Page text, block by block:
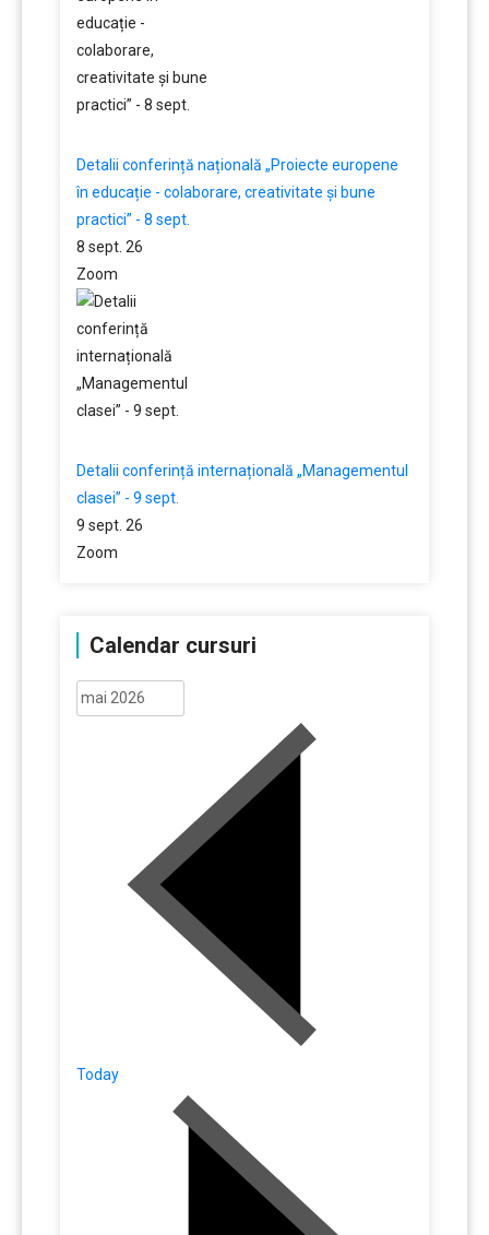
Detalii conferință națională „Proiecte europene
în educație - colaborare, creativitate și bune
practici” - 8 sept.
8 sept. 26
Zoom
Detalii conferință internațională „Managementul
clasei” - 9 sept.
9 sept. 26
Zoom
Calendar cursuri
Today